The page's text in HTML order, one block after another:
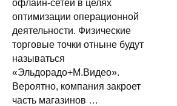
офлайн-сетей в целях
оптимизации операционной
деятельности. Физические
торговые точки отныне будут
называться
«Эльдорадо+М.Видео».
Вероятно, компания закроет
часть магазинов …